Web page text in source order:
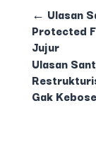
← Ulasan
Protected
Jujur
Ulasan
Gak